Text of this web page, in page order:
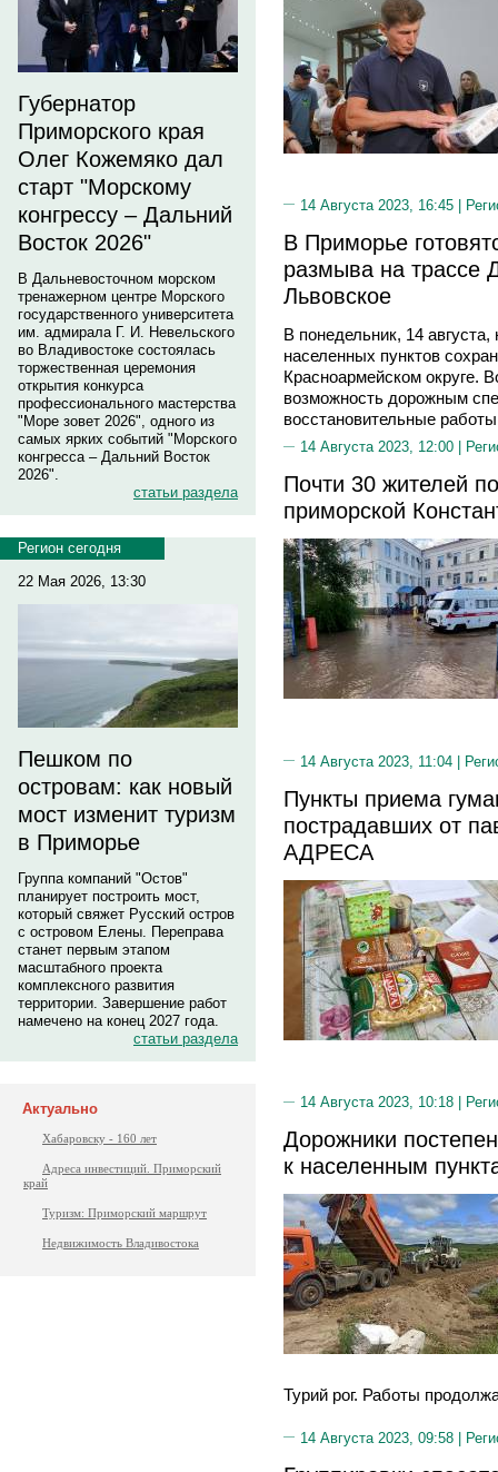
Губернатор
Приморского края
Олег Кожемяко дал
старт "Морскому
конгрессу – Дальний
Восток 2026"
В Дальневосточном морском
тренажерном центре Морского
государственного университета
им. адмирала Г. И. Невельского
во Владивостоке состоялась
торжественная церемония
открытия конкурса
профессионального мастерства
"Море зовет 2026", одного из
самых ярких событий "Морского
конгресса – Дальний Восток
2026".
статьи раздела
Регион сегодня
22 Мая 2026, 13:30
Пешком по
островам: как новый
мост изменит туризм
в Приморье
Группа компаний "Остов"
планирует построить мост,
который свяжет Русский остров
с островом Елены. Переправа
станет первым этапом
масштабного проекта
комплексного развития
территории. Завершение работ
намечено на конец 2027 года.
статьи раздела
Актуально
Хабаровску - 160 лет
Адреса инвестиций. Приморский
край
Туризм: Приморский маршрут
Недвижимость Владивостока
14 Августа 2023, 16:45 |
В Приморье
размыва на трассе
Львовское
В понедельник, 14
населенных пунктов
Красноармейском округе.
возможность дорожным
восстановительные
14 Августа 2023, 12:00 |
Почти 30 жителей
приморской
14 Августа 2023, 11:04 |
Пункты приема
пострадавших от
АДРЕСА
14 Августа 2023, 10:18 |
Дорожники
к населенным
Турий рог. Работы
14 Августа 2023, 09:58 |